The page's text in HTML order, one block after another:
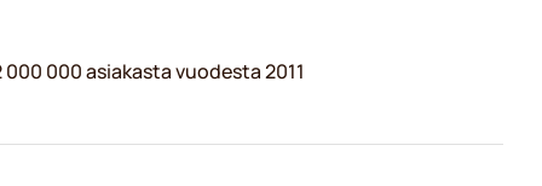
000 000 asiakasta vuodesta 2011